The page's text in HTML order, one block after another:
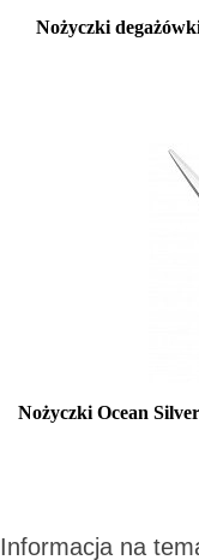
Nożyczki
Nożyczki Ocean
Informacja na